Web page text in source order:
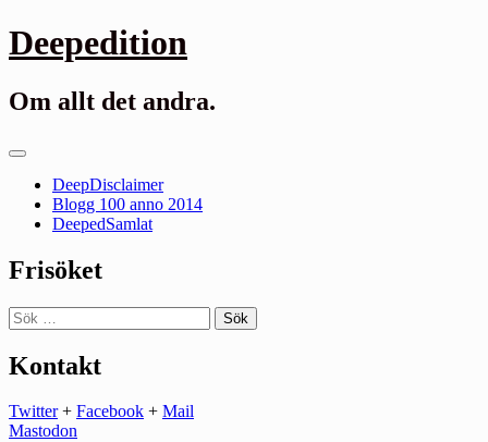
Gå
till
Deepedition
Om allt det andra.
Primär
DeepDisclaimer
Blogg 100 anno 2014
DeepedSamlat
Frisöket
Sök
efter:
Kontakt
Twitter+ Facebook + Mail
Mastodon